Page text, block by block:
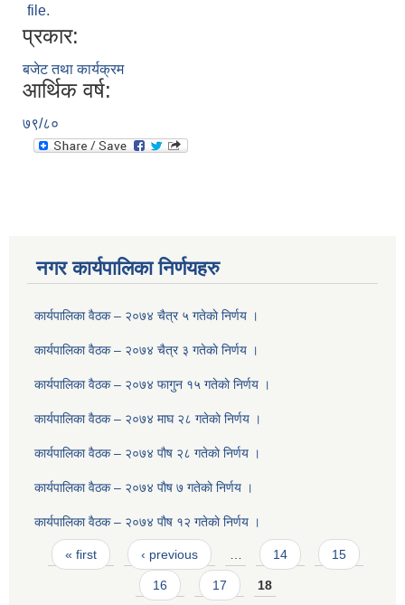
file.
प्रकार:
बजेट तथा कार्यक्रम
आर्थिक वर्ष:
७९/८०
नगर कार्यपालिका निर्णयहरु
कार्यपालिका वैठक – २०७४ चैत्र ५ गतेकाे निर्णय ।
कार्यपालिका वैठक – २०७४ चैत्र ३ गतेकाे निर्णय ।
कार्यपालिका वैठक – २०७४ फागुन १५ गतेकाे निर्णय ।
कार्यपालिका वैठक – २०७४ माघ २८ गतेकाे निर्णय ।
कार्यपालिका वैठक – २०७४ पाैष २८ गतेकाे निर्णय ।
कार्यपालिका वैठक – २०७४ पाैष ७ गतेकाे निर्णय ।
कार्यपालिका वैठक – २०७४ पाैष १२ गतेकाे निर्णय ।
Pages
« first ‹ previous … 14 15
16 17 18